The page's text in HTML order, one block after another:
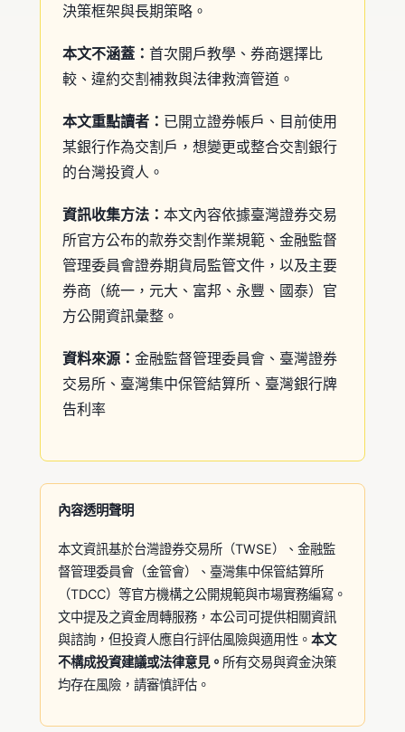
決策框架與長期策略。
本文不涵蓋： 首次開戶教學、券商選擇比
較、違約交割補救與法律救濟管道。
本文重點讀者： 已開立證券帳戶、目前使用
某銀行作為交割戶，想變更或整合交割銀行
的台灣投資人。
資訊收集方法： 本文內容依據臺灣證券交易
所官方公布的款券交割作業規範、金融監督
管理委員會證券期貨局監管文件，以及主要
券商（統一，元大、富邦、永豐、國泰）官
方公開資訊彙整。
資料來源： 金融監督管理委員會 、 臺灣證券
交易所 、 臺灣集中保管結算所 、 臺灣銀行牌
告利率
內容透明聲明
本文資訊基於台灣證券交易所（TWSE）、金融監
督管理委員會（金管會）、臺灣集中保管結算所
（TDCC）等官方機構之公開規範與市場實務編寫。
文中提及之資金周轉服務，本公司可提供相關資訊
與諮詢，但投資人應自行評估風險與適用性。本文
不構成投資建議或法律意見。 所有交易與資金決策
均存在風險，請審慎評估。